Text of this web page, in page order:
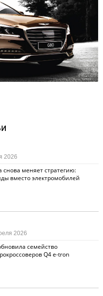
снова меняет стратегию:
вместо электромобилей
2026
семейство
Q4 e-tron
2026